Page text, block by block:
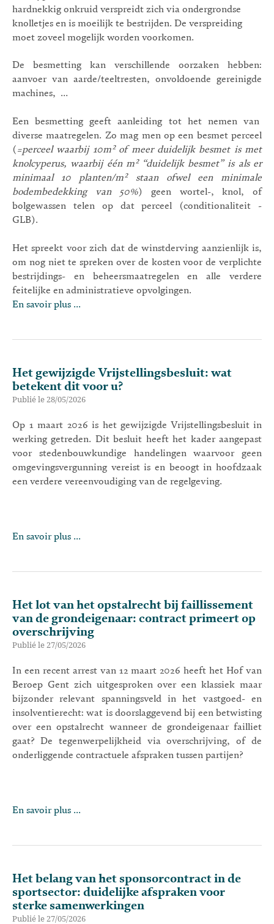
hardnekkig onkruid verspreidt zich via ondergrondse
knolletjes en is moeilijk te bestrijden. De verspreiding
moet zoveel mogelijk worden voorkomen.
De besmetting kan verschillende oorzaken hebben:
aanvoer van aarde/teeltresten, onvoldoende gereinigde
machines, …
Een besmetting geeft aanleiding tot het nemen van
diverse maatregelen. Zo mag men op een besmet perceel
( =perceel waarbij 10m² of meer duidelijk besmet is met
knolcyperus, waarbij één m² “duidelijk besmet” is als er
minimaal 10 planten/m² staan ofwel een minimale
bodembedekking van 50%) geen wortel-, knol, of
bolgewassen telen op dat perceel (conditionaliteit -
GLB).
Het spreekt voor zich dat de winstderving aanzienlijk is,
om nog niet te spreken over de kosten voor de verplichte
bestrijdings- en beheersmaatregelen en alle verdere
feitelijke en administratieve opvolgingen.
En savoir plus ...
Het gewijzigde Vrijstellingsbesluit: wat
betekent dit voor u?
Publié le 28/05/2026
Op 1 maart 2026 is het gewijzigde Vrijstellingsbesluit in
werking getreden. Dit besluit heeft het kader aangepast
voor stedenbouwkundige handelingen waarvoor geen
omgevingsvergunning vereist is en beoogt in hoofdzaak
een verdere vereenvoudiging van de regelgeving.
En savoir plus ...
Het lot van het opstalrecht bij faillissement
van de grondeigenaar: contract primeert op
overschrijving
Publié le 27/05/2026
In een recent arrest van 12 maart 2026 heeft het Hof van
Beroep Gent zich uitgesproken over een klassiek maar
bijzonder relevant spanningsveld in het vastgoed- en
insolventierecht: wat is doorslaggevend bij een betwisting
over een opstalrecht wanneer de grondeigenaar failliet
gaat? De tegenwerpelijkheid via overschrijving, of de
onderliggende contractuele afspraken tussen partijen?
En savoir plus ...
Het belang van het sponsorcontract in de
sportsector: duidelijke afspraken voor
sterke samenwerkingen
Publié le 27/05/2026